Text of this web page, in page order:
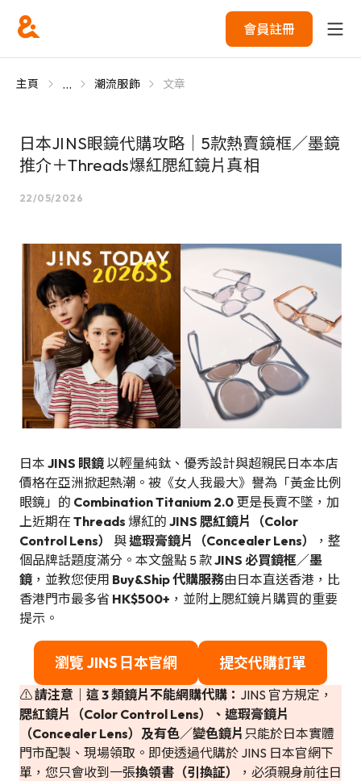
會員註冊
主頁 ... 潮流服飾 文章
日本JINS眼鏡代購攻略｜5款熱賣鏡框／墨鏡
推介＋Threads爆紅腮紅鏡片真相
22/05/2026
日本 JINS 眼鏡 以輕量純鈦、優秀設計與超親民日本本店
價格在亞洲掀起熱潮。被《女人我最大》譽為「黃金比例
眼鏡」的 Combination Titanium 2.0 更是長賣不墜，加
上近期在 Threads 爆紅的 JINS 腮紅鏡片（Color
Control Lens）
與遮瑕膏鏡片（Concealer Lens）
，整
個品牌話題度滿分。本文盤點 5 款JINS 必買鏡框／墨
鏡 ，並教您使用 Buy&Ship 代購服務由日本直送香港，比
香港門市最多省 HK$500+ ，並附上腮紅鏡片購買的重要
提示。
瀏覽 JINS 日本官網 提交代購訂單
⚠️請注意｜這 3 類鏡片不能網購代購： JINS 官方規定，
腮紅鏡片（Color Control Lens）、遮瑕膏鏡片
（Concealer Lens）及有色／變色鏡片 只能於日本實體
門市配製、現場領取。即使透過代購於 JINS 日本官網下
單，您只會收到一張換領書（引換証）
，必須親身前往日